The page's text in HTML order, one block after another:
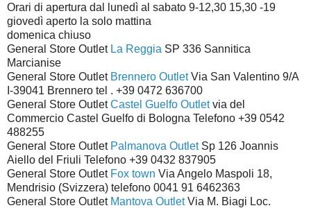
Orari di apertura dal lunedì al sabato 9-12,30 15,30 -19
giovedì aperto la solo mattina
domenica chiuso
General Store Outlet La Reggia SP 336 Sannitica
Marcianise
General Store Outlet Brennero OutletVia San Valentino 9/A
I-39041 Brennero tel . +39 0472 636700
General Store OutletCastel Guelfo Outletvia del
Commercio Castel Guelfo di Bologna Telefono +39 0542
488255
General Store Outlet Palmanova OutletSp 126 Joannis
Aiello del Friuli Telefono +39 0432 837905
General Store Outlet Fox town Via Angelo Maspoli 18,
Mendrisio (Svizzera) telefono 0041 91 6462363
General Store Outlet Mantova OutletVia M. Biagi Loc.